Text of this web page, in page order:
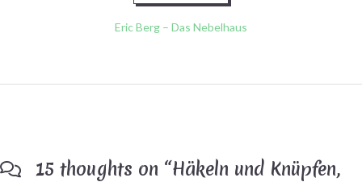
Eric Berg – Das Nebelhaus
15 thoughts on “Häkeln und Knüpfen,